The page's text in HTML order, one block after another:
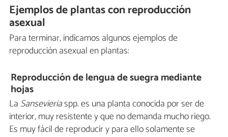
Ejemplos de plantas con reproducción
asexual
Para terminar, indicamos algunos ejemplos de
reproducción asexual en plantas:
Reproducción de lengua de suegra mediante
hojas
La Sansevieriaspp. es una planta conocida por ser de
interior, muy resistente y que no demanda mucho riego.
Es muy fácil de reproducir y para ello solamente se